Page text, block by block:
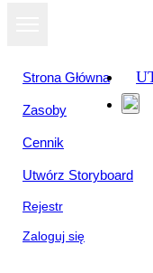
Strona Główna
Zasoby
Cennik
Utwórz Storyboard
Rejestr
Zaloguj się
Wyświetl jako
pokaz slajdów